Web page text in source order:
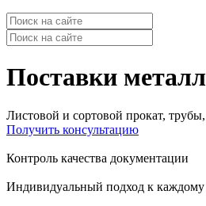
Поставки
Листовой и сортовой прокат,
Получить консультацию
Контроль качества документации
Индивидуальный подход к каждому